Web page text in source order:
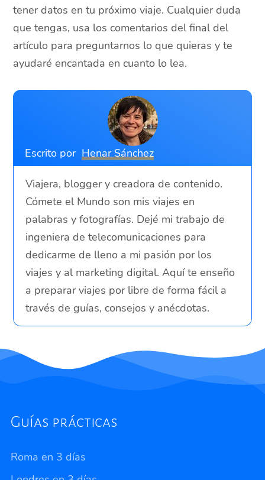
tener datos en tu próximo viaje. Cualquier duda
que tengas, usa los comentarios del final del
artículo para preguntarnos lo que quieras y te
ayudaré encantada en cuanto lo lea.
Escrito por Henar Sánchez
Viajera, blogger y creadora de contenido.
Cómete el Mundo son mis viajes en
palabras y fotografías. Dejé mi trabajo de
ingeniera de telecomunicaciones para
dedicarme de lleno a mi pasión por los
viajes y al marketing digital. Aquí te enseño
a preparar viajes por libre de forma fácil a
través de guías, consejos y anécdotas.
Guías prácticas
Roma en 3 días